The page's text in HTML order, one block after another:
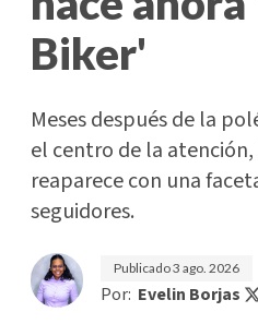
Biker'
Meses después de la
el centro de la atención,
reaparece con una
seguidores.
Publicado3 ago. 2026
Por: Evelin Borjas